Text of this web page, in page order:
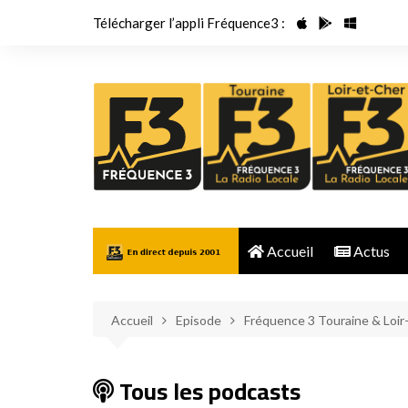
Télécharger l’appli Fréquence3 :
Accueil Actus
Accueil Episode Fréquence 3 Touraine &
Tous les podcasts